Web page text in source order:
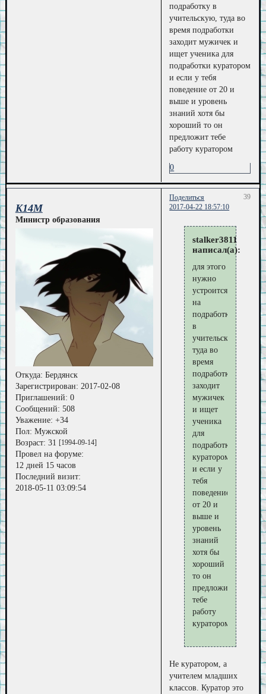
подработку в
учительскую, туда во
время подработки
заходит мужичек и
ищет ученика для
подработки куратором
и если у тебя
поведение от 20 и
выше и уровень
знаний хотя бы
хороший то он
предложит тебе
работу куратором
0
Поделиться
39
2017-04-22 18:57:10
K14M
Министр образования
Откуда: Бердянск
Зарегистрирован: 2017-02-08
Приглашений: 0
Сообщений: 508
Уважение: +34
Пол: Мужской
Возраст: 31 [1994-09-14]
Провел на форуме:
12 дней 15 часов
Последний визит:
2018-05-11 03:09:54
stalker3811
написал(а):
для этого
нужно
устроится
на
подработку
в
учительскую,
туда во
время
подработки
заходит
мужичек
и ищет
ученика
для
подработки
куратором
и если у
тебя
поведение
от 20 и
выше и
уровень
знаний
хотя бы
хороший
то он
предложит
тебе
работу
куратором
Не куратором, а
учителем младших
классов. Куратор это